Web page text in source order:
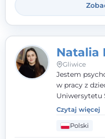
Natalia
Gliwice
Jestem
w pracy z
Uniwersytetu
Prowadzę
nastawioną
rodziny.
Czytaj więcej
Polski